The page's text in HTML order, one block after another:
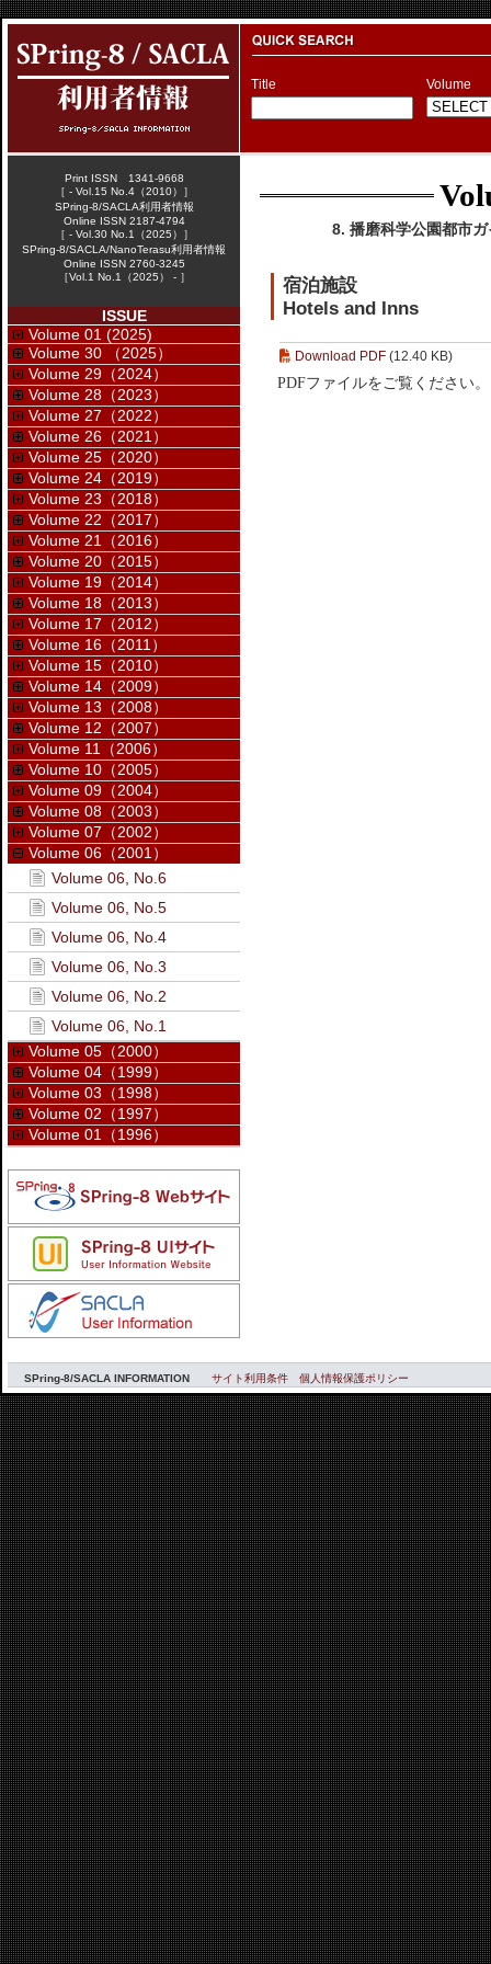
Title Volume
8. 播磨科学公園都市
宿泊施設
Hotels and Inns
Download PDF (12.40 KB)
PDFファイルをご覧ください。
Print ISSN 1341-9668
［ - Vol.15 No.4（2010）］
SPring-8/SACLA利用者情報
Online ISSN 2187-4794
［ - Vol.30 No.1（2025）］
SPring-8/SACLA/NanoTerasu利用者情報
Online ISSN 2760-3245
［Vol.1 No.1（2025） - ］
ISSUE
Volume 01 (2025)
Volume 30 （2025）
Volume 29（2024）
Volume 28（2023）
Volume 27（2022）
Volume 26（2021）
Volume 25（2020）
Volume 24（2019）
Volume 23（2018）
Volume 22（2017）
Volume 21（2016）
Volume 20（2015）
Volume 19（2014）
Volume 18（2013）
Volume 17（2012）
Volume 16（2011）
Volume 15（2010）
Volume 14（2009）
Volume 13（2008）
Volume 12（2007）
Volume 11（2006）
Volume 10（2005）
Volume 09（2004）
Volume 08（2003）
Volume 07（2002）
Volume 06（2001）
Volume 06, No.6
Volume 06, No.5
Volume 06, No.4
Volume 06, No.3
Volume 06, No.2
Volume 06, No.1
Volume 05（2000）
Volume 04（1999）
Volume 03（1998）
Volume 02（1997）
Volume 01（1996）
SPring-8/SACLA INFORMATION サイト利用条件 個人情報保護ポリシー